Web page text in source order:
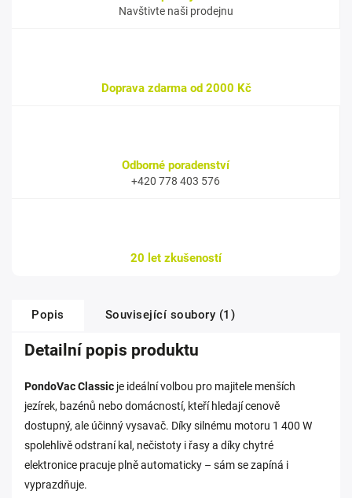
Navštivte naši prodejnu
Doprava zdarma od 2000 Kč
Odborné poradenství
+420 778 403 576
20 let zkušeností
Popis Související soubory (1)
Detailní popis produktu
PondoVac Classic je ideální volbou pro majitele menších
jezírek, bazénů nebo domácností, kteří hledají cenově
dostupný, ale účinný vysavač. Díky silnému motoru 1 400 W
spolehlivě odstraní kal, nečistoty i řasy a díky chytré
elektronice pracuje plně automaticky – sám se zapíná i
vyprazdňuje.